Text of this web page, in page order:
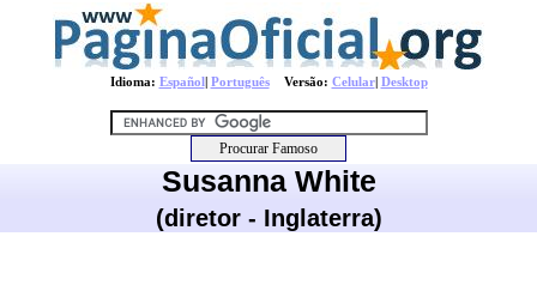
Idioma: Español| PortuguêsVersão: Celular| Desktop
Susanna White
(diretor - Inglaterra)